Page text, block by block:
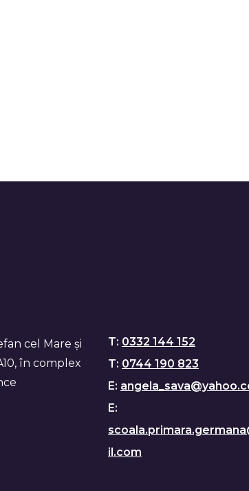
cel Mare și
în complex
T: 0332 144 152
T: 0744 190 823
E:
E:
il.com